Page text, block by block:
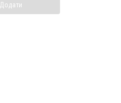
Додати